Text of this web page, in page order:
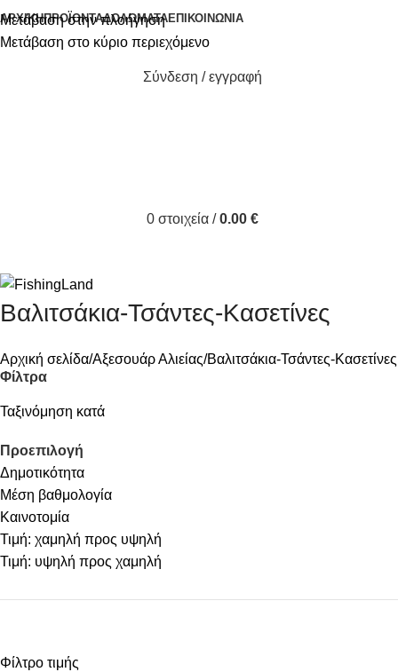
Μετάβαση στην πλοήγηση
Μετάβαση στο κύριο περιεχόμενο
ΑΡΧΙΚΉΠΡΟΪΌΝΤΑΔΟΛΏΜΑΤΑΕΠΙΚΟΙΝΩΝΊΑ
Σύνδεση / εγγραφή
0 στοιχεία / 0.00 €
Βαλιτσάκια-Τσάντες-Κασετίνες
Αρχική σελίδα Αξεσουάρ Αλιείας Βαλιτσάκια-Τσάντες-Κασετίνες
Φίλτρα
Ταξινόμηση κατά
Προεπιλογή
Δημοτικότητα
Μέση βαθμολογία
Καινοτομία
Τιμή: χαμηλή προς υψηλή
Τιμή: υψηλή προς χαμηλή
Φίλτρο τιμής